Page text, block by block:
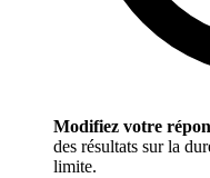
Modifiez votre
des résultats sur la
limite.